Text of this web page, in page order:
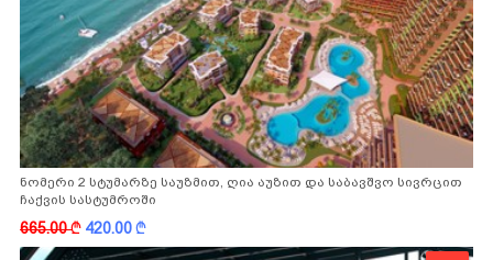
ნომერი 2 სტუმარზე საუზმით, ღია აუზით და საბავშვო სივრცით
ჩაქვის სასტუმროში
665.00k 420.00k